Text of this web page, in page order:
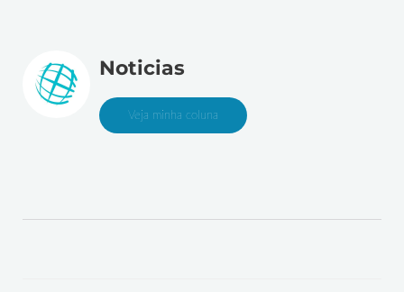
Noticias
Veja minha coluna